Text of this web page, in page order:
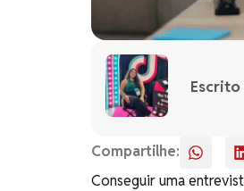
Compartilhe:
Conseguir uma